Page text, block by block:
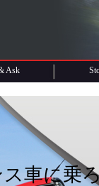
Ask
ス車に